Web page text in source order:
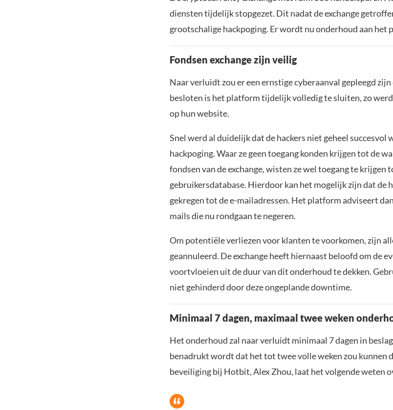
diensten tijdelijk stopgezet. Dit nadat de exchange
grootschalige hackpoging. Er wordt nu onderhoud aan het
Fondsen exchange zijn veilig
Naar verluidt zou er een ernstige cyberaanval gepleegd
besloten is het platform tijdelijk volledig te sluiten, zo
op hun website.
Snel werd al duidelijk dat de hackers niet geheel succesvol
hackpoging. Waar ze geen toegang konden krijgen tot de
fondsen van de exchange, wisten ze wel toegang te krijgen
gebruikersdatabase. Hierdoor kan het mogelijk zijn dat de
gekregen tot de e-mailadressen. Het platform adviseert
mails die nu rondgaan te negeren.
Om potentiële verliezen voor klanten te voorkomen, zijn
geannuleerd. De exchange heeft hiernaast beloofd om de
voortvloeien uit de duur van dit onderhoud te dekken.
niet gehinderd door deze ongeplande downtime.
Minimaal 7 dagen, maximaal twee weken
Het onderhoud zal naar verluidt minimaal 7 dagen in
benadrukt wordt dat het tot twee volle weken zou kunnen
beveiliging bij Hotbit, Alex Zhou, laat het volgende weten